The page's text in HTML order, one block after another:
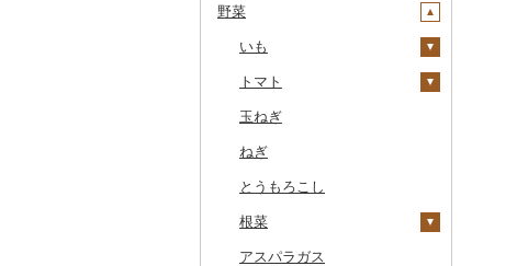
焼肉
牛タン
和牛
黒毛和牛
白老牛
仙台牛
米沢牛
ローストビーフ
ビーフジャーキー
その他牛肉（加工品）
すき焼き
しゃぶしゃぶ
焼肉
アグー豚
その他豚肉（精肉）
豚肉（加工品）
ハンバーグ
もつ鍋
ハム
ソーセージ・ウインナ
鶏肉
鶏肉（精肉）
ハム・ソーセージ
唐揚げ
中津からあげ
水炊き
地鶏
鹿肉
馬肉
羊肉・ラム肉（ジンギス
毛ガニ
かにしゃぶ
その他カニ
ボタンエビ
伊勢海老
その他エビ
いくら
うに
明太子・たらこ
明太子
たらこ
その他魚卵
数の子
からすみ
キャビア
その他魚卵
貝
帆立（ホタテ）
鮑（アワビ）
牡蠣（カキ）
うなぎ
鮮魚
鮭・サーモン
イカ・タコ
無洗米
玄米
金芽米
ゆめぴりか
つや姫
コシヒカリ
はえぬき
雑穀
餅
その他穀物加工品
パン
ぶどう・マスカット
巨峰
ナガノパープル
ピオーネ
デラウェア
シャインマスカット
その他ぶどう・マスカ
いちご
りんご
もも
メロン
さくらんぼ
梨
和梨
マンゴー
野菜
いも
じゃがいも
さつまいも
その他いも
トマト
フルーツトマト
ミニトマト
その他トマト
玉ねぎ
ねぎ
とうもろこし
根菜
人参
アスパラガス